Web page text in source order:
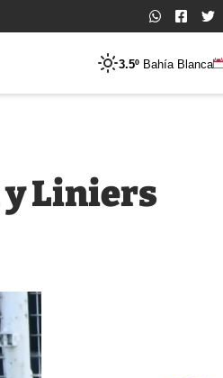
3.5º Bahía Blanca
y Liniers